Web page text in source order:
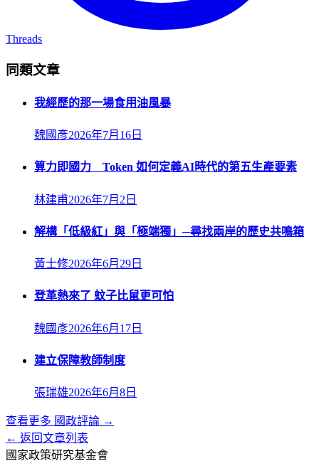
Threads
同類文章
我經歷的那一場食用油風暴
魏國彥2026年7月16日
算力即國力 Token 如何定義AI時代的第五生產要素
林建甫2026年7月2日
解構「低級紅」與「極端獨」─尋找兩岸的歷史共鳴箱
黃士修2026年6月29日
登革熱來了 蚊子比鼠更可怕
魏國彥2026年6月17日
建立保障教師制度
張瑞雄2026年6月8日
查看更多 國政評論 →
← 返回文章列表
國家政策研究基金會